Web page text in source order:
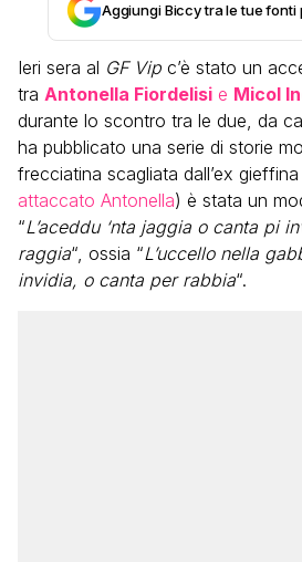
Aggiungi Biccy tra le tue fonti
Ieri sera al GF Vip c’è stato un
tra Antonella Fiordelisi e Micol
durante lo scontro tra le due, da
ha pubblicato una serie di storie
frecciatina scagliata dall’ex
attaccato Antonella) è stata un
“L’aceddu ‘nta jaggia o canta pi
raggia“, ossia “L’uccello nella
invidia, o canta per rabbia“.